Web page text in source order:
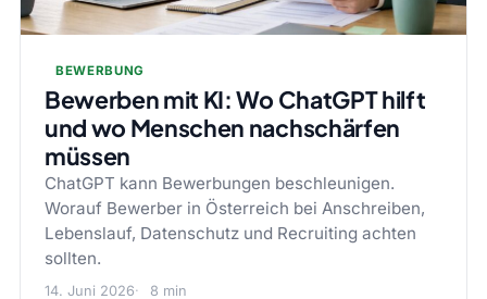
BEWERBUNG
Bewerben mit KI: Wo ChatGPT hilft
und wo Menschen nachschärfen
müssen
ChatGPT kann Bewerbungen beschleunigen.
Worauf Bewerber in Österreich bei Anschreiben,
Lebenslauf, Datenschutz und Recruiting achten
sollten.
14. Juni 2026 8 min